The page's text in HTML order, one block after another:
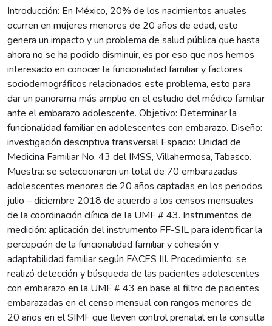
Introducción: En México, 20% de los nacimientos anuales
ocurren en mujeres menores de 20 años de edad, esto
genera un impacto y un problema de salud pública que hasta
ahora no se ha podido disminuir, es por eso que nos hemos
interesado en conocer la funcionalidad familiar y factores
sociodemográficos relacionados este problema, esto para
dar un panorama más amplio en el estudio del médico familiar
ante el embarazo adolescente. Objetivo: Determinar la
funcionalidad familiar en adolescentes con embarazo. Diseño:
investigación descriptiva transversal Espacio: Unidad de
Medicina Familiar No. 43 del IMSS, Villahermosa, Tabasco.
Muestra: se seleccionaron un total de 70 embarazadas
adolescentes menores de 20 años captadas en los periodos
julio – diciembre 2018 de acuerdo a los censos mensuales
de la coordinación clínica de la UMF # 43. Instrumentos de
medición: aplicación del instrumento FF-SIL para identificar la
percepción de la funcionalidad familiar y cohesión y
adaptabilidad familiar según FACES III. Procedimiento: se
realizó detección y búsqueda de las pacientes adolescentes
con embarazo en la UMF # 43 en base al filtro de pacientes
embarazadas en el censo mensual con rangos menores de
20 años en el SIMF que lleven control prenatal en la consulta